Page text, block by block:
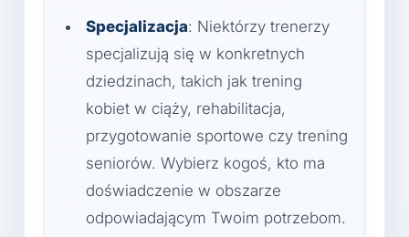
Specjalizacja: Niektórzy trenerzy
specjalizują się w konkretnych
dziedzinach, takich jak trening
kobiet w ciąży, rehabilitacja,
przygotowanie sportowe czy trening
seniorów. Wybierz kogoś, kto ma
doświadczenie w obszarze
odpowiadającym Twoim potrzebom.